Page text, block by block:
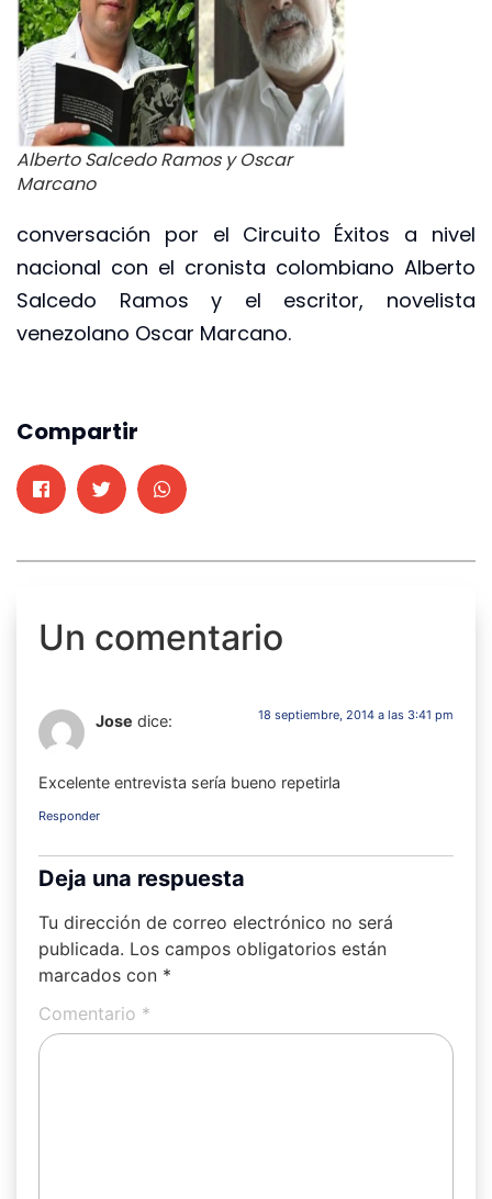
Alberto Salcedo Ramos y Oscar
Marcano
conversación por el Circuito Éxitos a nivel
nacional con el cronista colombiano Alberto
Salcedo Ramos y el escritor, novelista
venezolano Oscar Marcano.
Compartir
Un comentario
Jose dice: 18 septiembre, 2014 a las 3:41 pm
Excelente entrevista sería bueno repetirla
Responder
Deja una respuesta
Tu dirección de correo electrónico no será
publicada. Los campos obligatorios están
marcados con *
Comentario *